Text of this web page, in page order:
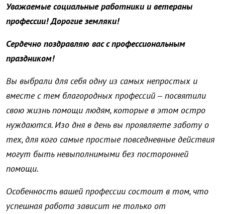
Уважаемые социальные работники и ветераны
профессии! Дорогие земляки!
Сердечно поздравляю вас с профессиональным
праздником!
Вы выбрали для себя одну из самых непростых и
вместе с тем благородных профессий – посвятили
свою жизнь помощи людям, которые в этом остро
нуждаются. Изо дня в день вы проявляете заботу о
тех, для кого самые простые повседневные действия
могут быть невыполнимыми без посторонней
помощи.
Особенность вашей профессии состоит в том, что
успешная работа зависит не только от